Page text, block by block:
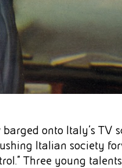
onto Italy's TV
Italian society
Three young